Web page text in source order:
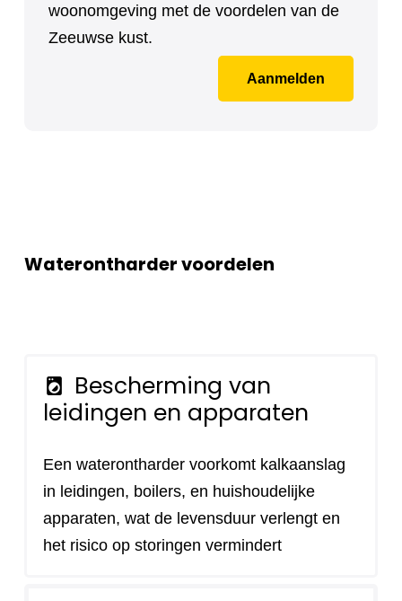
woonomgeving met de voordelen van de
Zeeuwse kust.
Aanmelden
Waterontharder voordelen
local_laundry_service
Bescherming van
leidingen en apparaten
Een waterontharder voorkomt kalkaanslag
in leidingen, boilers, en huishoudelijke
apparaten, wat de levensduur verlengt en
het risico op storingen vermindert